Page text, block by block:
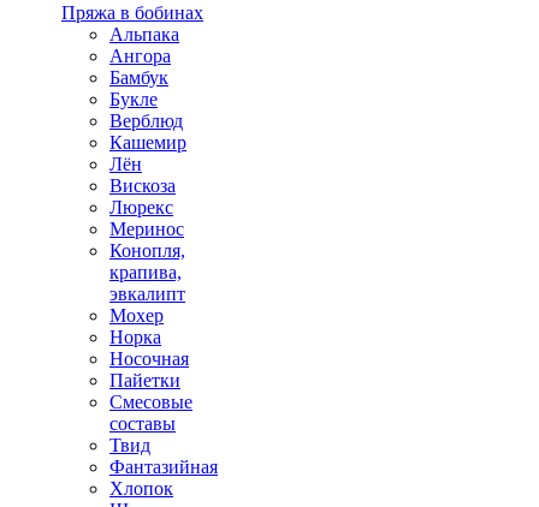
Пряжа в бобинах
Альпака
Ангора
Бамбук
Букле
Верблюд
Кашемир
Лён
Вискоза
Люрекс
Меринос
Конопля,
крапива,
эвкалипт
Мохер
Норка
Носочная
Пайетки
Смесовые
составы
Твид
Фантазийная
Хлопок